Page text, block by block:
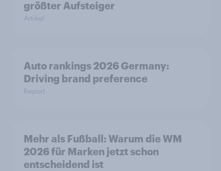
größter Aufsteiger
Artikel
Auto rankings 2026 Germany:
Driving brand preference
Report
Mehr als Fußball: Warum die WM
2026 für Marken jetzt schon
entscheidend ist